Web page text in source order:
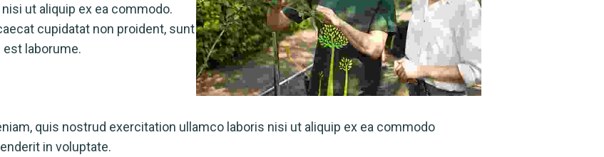
ut aliquip ex ea commodo.
cupidatat non proident, sunt
laborume.
quis nostrud exercitation ullamco laboris nisi ut aliquip ex ea commodo
in voluptate.